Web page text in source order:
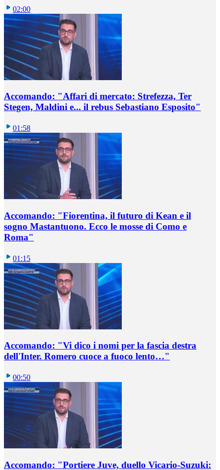
02:00
Accomando: "Affari di mercato: Strefezza, Ter
Stegen, Maldini e... il rebus Sebastiano Esposito"
01:58
Accomando: "Fiorentina, il futuro di Kean e il
sogno Mastantuono. Ecco le mosse di Como e
Roma"
01:15
Accomando: "Vi dico i nomi per la fascia destra
dell'Inter. Romero cuoce a fuoco lento…"
00:50
Accomando: "Portiere Juve, duello Vicario-Suzuki: